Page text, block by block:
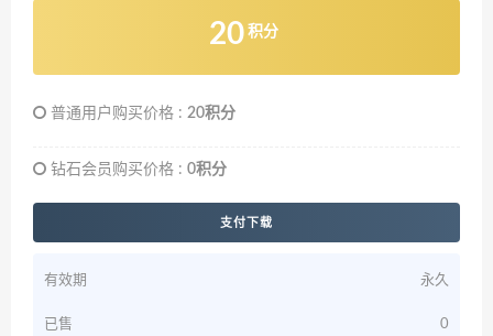
20 积分
普通用户购买价格 : 20积分
钻石会员购买价格 : 0积分
支付下载
有效期 永久
已售 0